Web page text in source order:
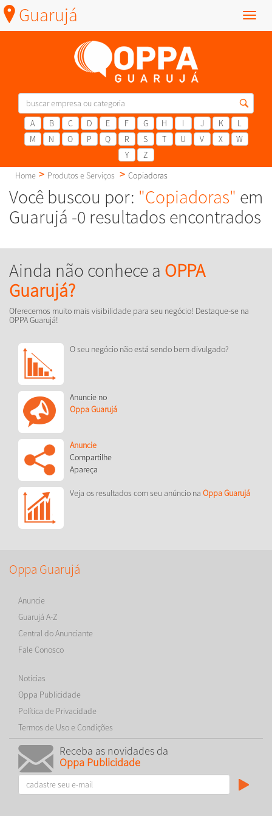
Menu
Guarujá
A B C D E F G H I J K
L
M
N O P Q R S T U V X
W
Y
Z
Home
Produtos e Serviços Copiadoras
Você buscou por: "Copiadoras" em
Guarujá -0 resultados encontrados
Ainda não conhece a OPPA
Guarujá?
Oferecemos muito mais visibilidade para seu negócio! Destaque-se na
OPPA Guarujá!
O seu negócio não está sendo bem divulgado?
Anuncie no
Oppa Guarujá
Anuncie
Compartilhe
Apareça
Veja os resultados com seu anúncio na Oppa Guarujá
Oppa Guarujá
Anuncie
Guarujá A-Z
Central do Anunciante
Fale Conosco
Notícias
Oppa Publicidade
Política de Privacidade
Termos de Uso e Condições
Receba as novidades da
Oppa Publicidade